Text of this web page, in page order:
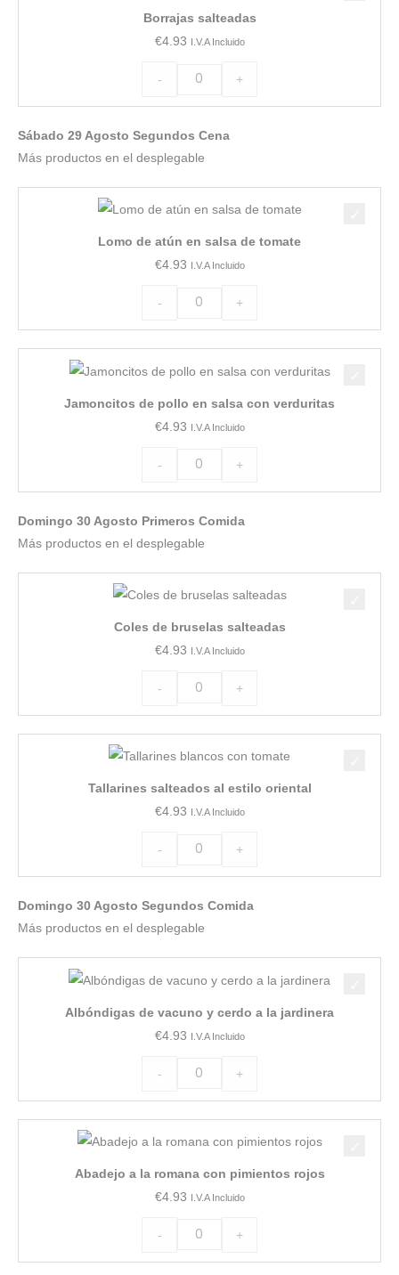
Borrajas salteadas
€4.93 I.V.A Incluido
-
cantidad
+
Sábado 29 Agosto Segundos Cena
Más productos en el desplegable
Lomo de atún en salsa de tomate
€4.93 I.V.A Incluido
-
atún
en
+
Jamoncitos de pollo en salsa con verduritas
€4.93 I.V.A Incluido
-
pollo
en
cantidad
+
Domingo 30 Agosto Primeros Comida
Más productos en el desplegable
Coles de bruselas salteadas
€4.93 I.V.A Incluido
-
bruselas
salteadas
+
Tallarines salteados al estilo oriental
€4.93 I.V.A Incluido
-
al
estilo
+
Domingo 30 Agosto Segundos Comida
Más productos en el desplegable
Albóndigas de vacuno y cerdo a la jardinera
€4.93 I.V.A Incluido
-
vacuno
y
+
Abadejo a la romana con pimientos rojos
€4.93 I.V.A Incluido
-
la
romana
+